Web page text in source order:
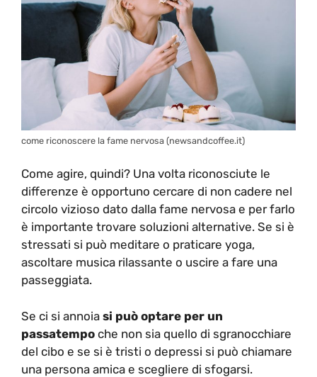
come riconoscere la fame nervosa (newsandcoffee.it)
Come agire, quindi? Una volta riconosciute le
differenze è opportuno cercare di non cadere nel
circolo vizioso dato dalla fame nervosa e per farlo
è importante trovare soluzioni alternative. Se si è
stressati si può meditare o praticare yoga,
ascoltare musica rilassante o uscire a fare una
passeggiata.
Se ci si annoia si può optare per un
passatempo che non sia quello di sgranocchiare
del cibo e se si è tristi o depressi si può chiamare
una persona amica e scegliere di sfogarsi.